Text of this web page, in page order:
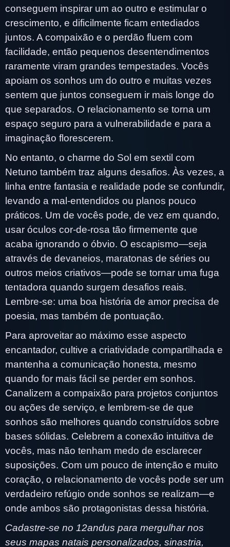
conseguem inspirar um ao outro e estimular o
crescimento, e dificilmente ficam entediados
juntos. A compaixão e o perdão fluem com
facilidade, então pequenos desentendimentos
raramente viram grandes tempestades. Vocês
apoiam os sonhos um do outro e muitas vezes
sentem que juntos conseguem ir mais longe do
que separados. O relacionamento se torna um
espaço seguro para a vulnerabilidade e para a
imaginação florescerem.
No entanto, o charme do Sol em sextil com
Netuno também traz alguns desafios. Às vezes, a
linha entre fantasia e realidade pode se confundir,
levando a mal-entendidos ou planos pouco
práticos. Um de vocês pode, de vez em quando,
usar óculos cor-de-rosa tão firmemente que
acaba ignorando o óbvio. O escapismo—seja
através de devaneios, maratonas de séries ou
outros meios criativos—pode se tornar uma fuga
tentadora quando surgem desafios reais.
Lembre-se: uma boa história de amor precisa de
poesia, mas também de pontuação.
Para aproveitar ao máximo esse aspecto
encantador, cultive a criatividade compartilhada e
mantenha a comunicação honesta, mesmo
quando for mais fácil se perder em sonhos.
Canalizem a compaixão para projetos conjuntos
ou ações de serviço, e lembrem-se de que
sonhos são melhores quando construídos sobre
bases sólidas. Celebrem a conexão intuitiva de
vocês, mas não tenham medo de esclarecer
suposições. Com um pouco de intenção e muito
coração, o relacionamento de vocês pode ser um
verdadeiro refúgio onde sonhos se realizam—e
onde ambos são protagonistas dessa história.
Cadastre-se no 12andus para mergulhar nos
seus mapas natais personalizados, sinastria,